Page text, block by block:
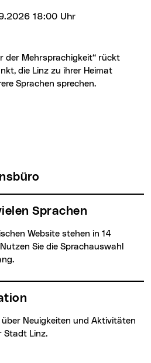
Uhrzeit :
18:00 Uhr
die Linz zu ihrer Heimat
Sprachen sprechen.
Sprachen
Sie die Sprachauswahl
Stadt Linz.